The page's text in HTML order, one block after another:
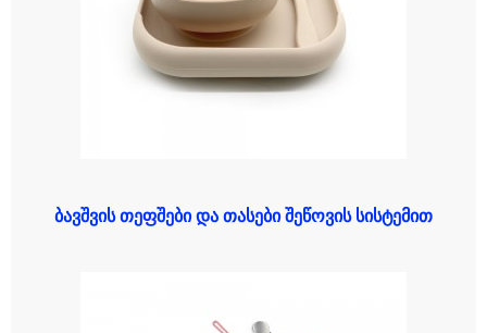
ბავშვის თეფშები და თასები შეწოვის სისტემით